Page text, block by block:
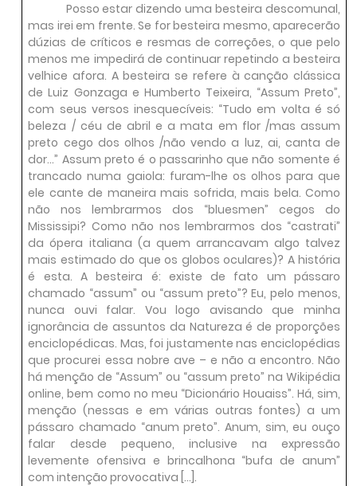
Posso estar dizendo uma besteira descomunal,
mas irei em frente. Se for besteira mesmo, aparecerão
dúzias de críticos e resmas de correções, o que pelo
menos me impedirá de continuar repetindo a besteira
velhice afora. A besteira se refere à canção clássica
de Luiz Gonzaga e Humberto Teixeira, “Assum Preto”,
com seus versos inesquecíveis: “Tudo em volta é só
beleza / céu de abril e a mata em flor /mas assum
preto cego dos olhos /não vendo a luz, ai, canta de
dor...” Assum preto é o passarinho que não somente é
trancado numa gaiola: furam-lhe os olhos para que
ele cante de maneira mais sofrida, mais bela. Como
não nos lembrarmos dos “bluesmen” cegos do
Mississipi? Como não nos lembrarmos dos “castrati”
da ópera italiana (a quem arrancavam algo talvez
mais estimado do que os globos oculares)? A história
é esta. A besteira é: existe de fato um pássaro
chamado “assum” ou “assum preto”? Eu, pelo menos,
nunca ouvi falar. Vou logo avisando que minha
ignorância de assuntos da Natureza é de proporções
enciclopédicas. Mas, foi justamente nas enciclopédias
que procurei essa nobre ave – e não a encontro. Não
há menção de “Assum” ou “assum preto” na Wikipédia
online, bem como no meu “Dicionário Houaiss”. Há, sim,
menção (nessas e em várias outras fontes) a um
pássaro chamado “anum preto”. Anum, sim, eu ouço
falar desde pequeno, inclusive na expressão
levemente ofensiva e brincalhona “bufa de anum”
com intenção provocativa [...].